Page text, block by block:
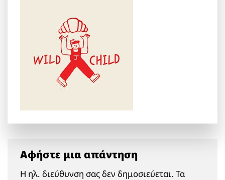
Αφήστε μια απάντηση
Η ηλ. διεύθυνση σας δεν δημοσιεύεται. Τα